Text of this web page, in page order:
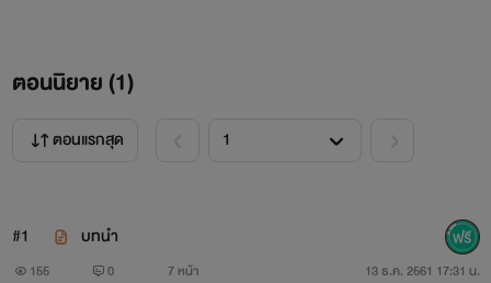
เขาโหด ใจร้ายเเละใจดี เย็นชา เลือดเย็น
ตอนนิยาย (1)
ตอนแรกสุด
#1 บทนำ
155 0 7 หน้า 13 ธ.ค. 2561 17:31 น.